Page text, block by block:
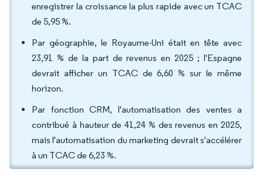
enregistrer la croissance la plus rapide avec un TCAC
de 5,95 %.
Par géographie, le Royaume-Uni était en tête avec
23,91 % de la part de revenus en 2025 ; l'Espagne
devrait afficher un TCAC de 6,60 % sur le même
horizon.
Par fonction CRM, l'automatisation des ventes a
contribué à hauteur de 41,24 % des revenus en 2025,
mais l'automatisation du marketing devrait s'accélérer
à un TCAC de 6,23 %.